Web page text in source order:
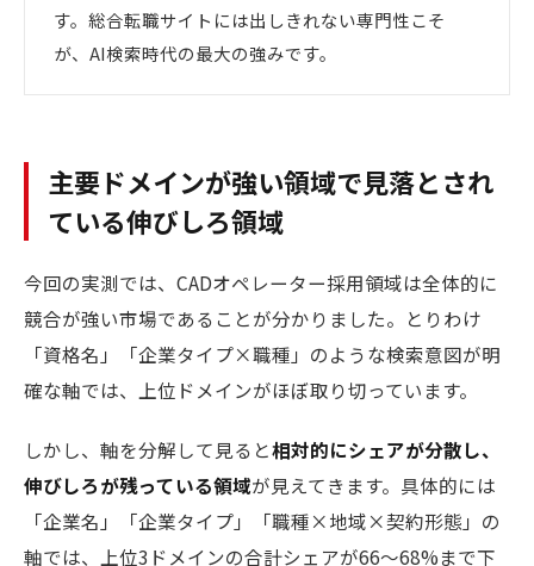
す。総合転職サイトには出しきれない専門性こそ
が、AI検索時代の最大の強みです。
主要ドメインが強い領域で見落とされ
ている伸びしろ領域
今回の実測では、CADオペレーター採用領域は全体的に
競合が強い市場であることが分かりました。とりわけ
「資格名」「企業タイプ×職種」のような検索意図が明
確な軸では、上位ドメインがほぼ取り切っています。
しかし、軸を分解して見ると相対的にシェアが分散し、
伸びしろが残っている領域が見えてきます。具体的には
「企業名」「企業タイプ」「職種×地域×契約形態」の
軸では、上位3ドメインの合計シェアが66〜68%まで下